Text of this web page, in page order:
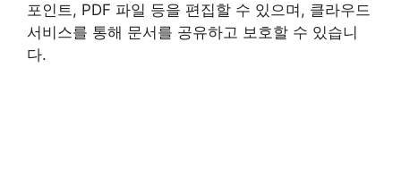
포인트, PDF 파일 등을 편집할 수 있으며, 클라우드
서비스를 통해 문서를 공유하고 보호할 수 있습니
다.